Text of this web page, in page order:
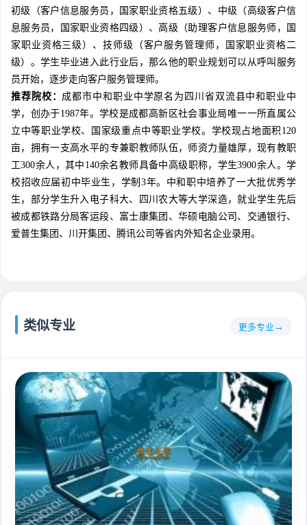
初级（客户信息服务员，国家职业资格五级）、中级（高级客户信
息服务员，国家职业资格四级）、高级（助理客户信息服务师，国
家职业资格三级）、技师级（客户服务管理师，国家职业资格二
级）。学生毕业进入此行业后，那么他的职业规划可以从呼叫服务
员开始，逐步走向客户服务管理师。
推荐院校： 成都市中和职业中学原名为四川省双流县中和职业中
学，创办于1987年。学校是成都高新区社会事业局唯一一所直属公
立中等职业学校、国家级重点中等职业学校。学校现占地面积120
亩，拥有一支高水平的专兼职教师队伍，师资力量雄厚，现有教职
工300余人，其中140余名教师具备中高级职称，学生3900余人。学
校招收应届初中毕业生，学制3年。中和职中培养了一大批优秀学
生，部分学生升入电子科大、四川农大等大学深造，就业学生先后
被成都铁路分局客运段、富士康集团、华硕电脑公司、交通银行、
爱普生集团、川开集团、腾讯公司等省内外知名企业录用。
类似专业 更多专业